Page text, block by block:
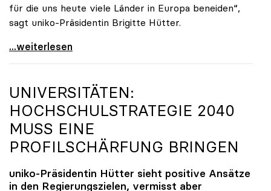
für die uns heute viele Länder in Europa beneiden“,
sagt uniko-Präsidentin Brigitte Hütter.
uniko trauert um ehemaligen Präsidenten Peter
...weiterlesen
UNIVERSITÄTEN:
HOCHSCHULSTRATEGIE 2040
MUSS EINE
PROFILSCHÄRFUNG BRINGEN
uniko-Präsidentin Hütter sieht positive Ansätze
in den Regierungszielen, vermisst aber